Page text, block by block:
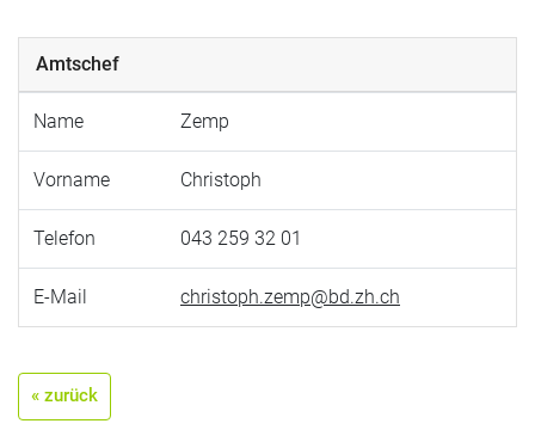
Amtschef
Name Zemp
Vorname Christoph
Telefon 043 259 32 01
E-Mail christoph.zemp@bd.zh.ch
« zurück